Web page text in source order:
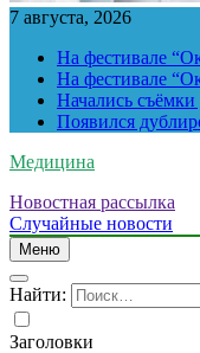
7 августа, 2026
На фестивале
На фестивале
Начались
Появился
Медицина
Новостная рассылка
Случайные новости
Меню
Найти:
Заголовки